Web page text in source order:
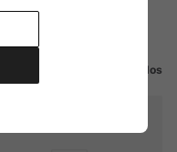
lançamentos e
Ver todos